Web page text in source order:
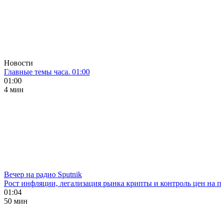
Новости
Главные темы часа. 01:00
01:00
4 мин
Вечер на радио Sputnik
Рост инфляции, легализация рынка крипты и контроль цен на
01:04
50 мин